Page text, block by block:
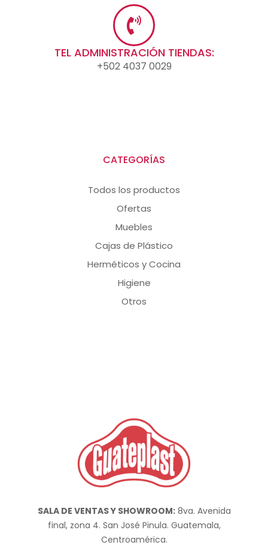
TEL ADMINISTRACIÓN TIENDAS:
+502 4037 0029
CATEGORÍAS
Todos los productos
Ofertas
Muebles
Cajas de Plástico
Herméticos y Cocina
Higiene
Otros
SALA DE VENTAS Y SHOWROOM:8va. Avenida
final, zona 4. San José Pinula. Guatemala,
Centroamérica.